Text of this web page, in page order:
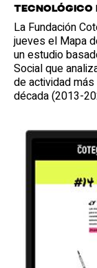
Tecnológico
La Fundación
jueves el Mapa
un estudio
Social que
de actividad
década (2013-